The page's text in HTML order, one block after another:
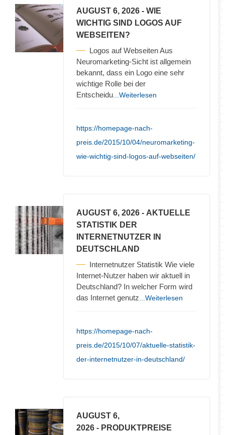
AUGUST 6, 2026 - WIE
WICHTIG SIND LOGOS AUF
WEBSEITEN?
Logos auf Webseiten Aus
Neuromarketing-Sicht ist allgemein
bekannt, dass ein Logo eine sehr
wichtige Rolle bei der
Entscheidu ...Weiterlesen
https://homepage-nach-
preis.de/2015/10/04/neuromarketing-
wie-wichtig-sind-logos-auf-webseiten/
AUGUST 6, 2026 - AKTUELLE
STATISTIK DER
INTERNETNUTZER IN
DEUTSCHLAND
Internetnutzer Statistik Wie viele
Internet-Nutzer haben wir aktuell in
Deutschland? In welcher Form wird
das Internet genutz ...Weiterlesen
https://homepage-nach-
preis.de/2015/10/07/aktuelle-statistik-
der-internetnutzer-in-deutschland/
AUGUST 6,
2026 - PRODUKTPREISE